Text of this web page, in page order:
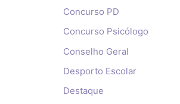
Concurso PD
Concurso Psicólogo
Conselho Geral
Desporto Escolar
Destaque